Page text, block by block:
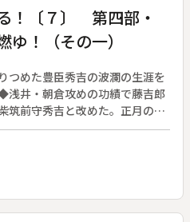
！〔７〕 第四部・
！（その一）
つめた豊臣秀吉の波瀾の生涯を
浅井・朝倉攻めの功績で藤吉郎
筑前守秀吉と改めた。正月の宴
は、亡き夫・長政のどくろの杯
で見つめるのだった。ねねの希
家族を迎えた矢先、おみねが
やってくる。